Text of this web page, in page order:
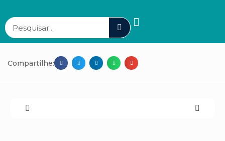
Compartilhe: